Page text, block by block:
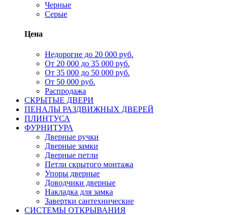
Черные
Серые
Цена
Недорогие до 20 000 руб.
От 20 000 до 35 000 руб.
От 35 000 до 50 000 руб.
От 50 000 руб.
Распродажа
СКРЫТЫЕ ДВЕРИ
ПЕНАЛЫ РАЗДВИЖНЫХ ДВЕРЕЙ
ПЛИНТУСА
ФУРНИТУРА
Дверные ручки
Дверные замки
Дверные петли
Петли скрытого монтажа
Упоры дверные
Доводчики дверные
Накладка для замка
Завертки сантехнические
СИСТЕМЫ ОТКРЫВАНИЯ